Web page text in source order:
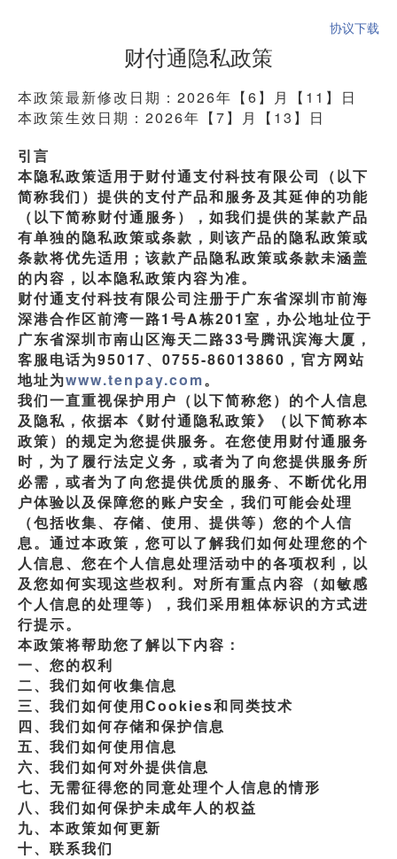
协议下载
财付通隐私政策
本政策最新修改日期：2026年【6】月【11】日
本政策生效日期：2026年【7】月【13】日
引言
本隐私政策适用于财付通支付科技有限公司（以下
简称我们）提供的支付产品和服务及其延伸的功能
（以下简称财付通服务），如我们提供的某款产品
有单独的隐私政策或条款，则该产品的隐私政策或
条款将优先适用；该款产品隐私政策或条款未涵盖
的内容，以本隐私政策内容为准。
财付通支付科技有限公司注册于广东省深圳市前海
深港合作区前湾一路1号A栋201室，办公地址位于
广东省深圳市南山区海天二路33号腾讯滨海大厦，
客服电话为95017、0755-86013860，官方网站
地址为www.tenpay.com。
我们一直重视保护用户（以下简称您）的个人信息
及隐私，依据本《财付通隐私政策》（以下简称本
政策）的规定为您提供服务。在您使用财付通服务
时，为了履行法定义务，或者为了向您提供服务所
必需，或者为了向您提供优质的服务、不断优化用
户体验以及保障您的账户安全，我们可能会处理
（包括收集、存储、使用、提供等）您的个人信
息。通过本政策，您可以了解我们如何处理您的个
人信息、您在个人信息处理活动中的各项权利，以
及您如何实现这些权利。对所有重点内容（如敏感
个人信息的处理等），我们采用粗体标识的方式进
行提示。
本政策将帮助您了解以下内容：
一、您的权利
二、我们如何收集信息
三、我们如何使用Cookies和同类技术
四、我们如何存储和保护信息
五、我们如何使用信息
六、我们如何对外提供信息
七、无需征得您的同意处理个人信息的情形
八、我们如何保护未成年人的权益
九、本政策如何更新
十、联系我们